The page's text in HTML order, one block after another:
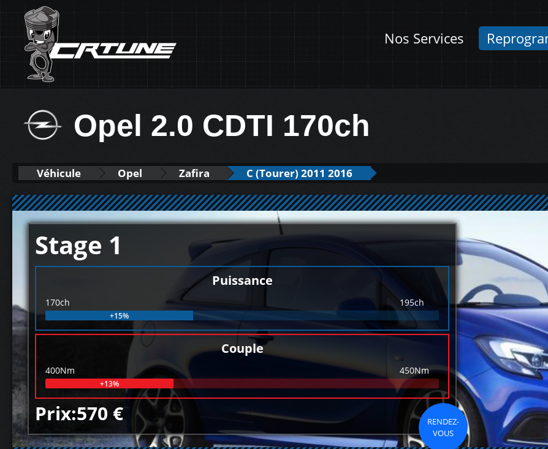
Nos Services
Opel 2.0 CDTI 170ch
Véhicule Opel Zafira C (Tourer) 2011 2016
Stage 1
Puissance
170ch 195ch
+15%
Couple
400Nm 450Nm
+13%
Prix:570 €
RENDEZ-
VOUS